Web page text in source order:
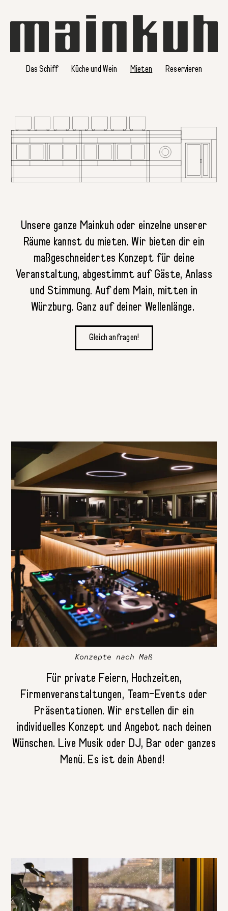
Das Schiff Küche und Wein Mieten Reservieren
Unsere ganze Mainkuh oder einzelne unserer
Räume kannst du mieten. Wir bieten dir ein
maßgeschneidertes Konzept für deine
Veranstaltung, abgestimmt auf Gäste, Anlass
und Stimmung. Auf dem Main, mitten in
Würzburg. Ganz auf deiner Wellenlänge.
Gleich anfragen!
Konzepte nach Maß
Für private Feiern, Hochzeiten,
Firmenveranstaltungen, Team-Events oder
Präsentationen. Wir erstellen dir ein
individuelles Konzept und Angebot nach deinen
Wünschen. Live Musik oder DJ, Bar oder ganzes
Menü. Es ist dein Abend!